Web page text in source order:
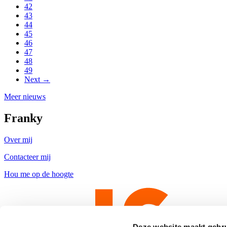
42
43
44
45
46
47
48
49
Next →
Meer nieuws
Franky
Over mij
Contacteer mij
Hou me op de hoogte